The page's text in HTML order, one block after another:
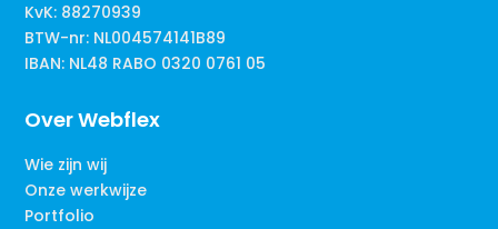
KvK: 88270939
BTW-nr: NL004574141B89
IBAN: NL48 RABO 0320 0761 05
Over Webflex
Wie zijn wij
Onze werkwijze
Portfolio